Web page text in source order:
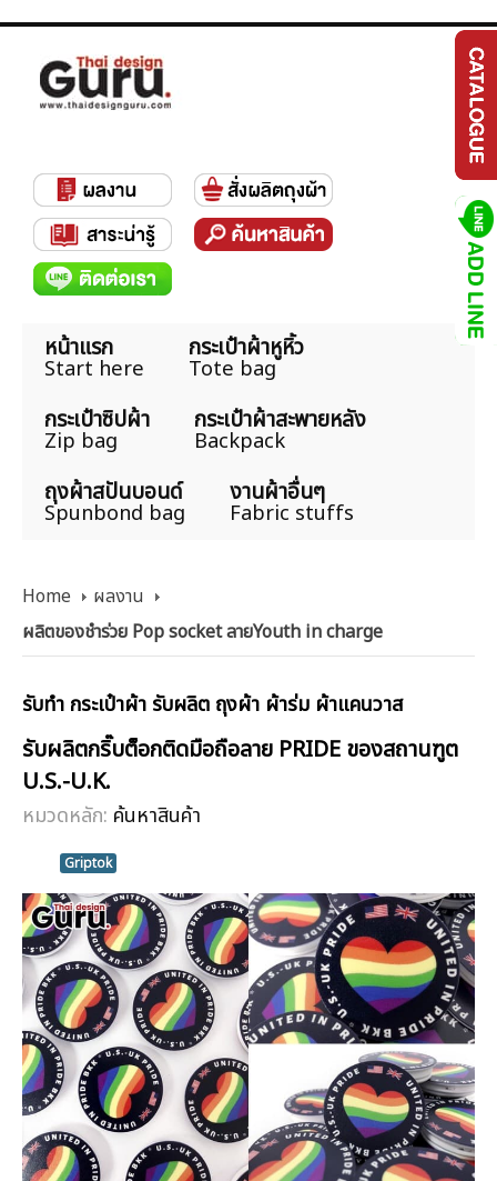
หน้าแรก
Start here
กระเป๋าผ้าหูหิ้ว
Tote bag
กระเป๋าซิปผ้า
Zip bag
กระเป๋าผ้าสะพายหลัง
Backpack
ถุงผ้าสปันบอนด์
Spunbond bag
งานผ้าอื่นๆ
Fabric stuffs
Home
ผลงาน
ผลิตของชำร่วย Pop socket ลายYouth in charge
รับทำ กระเป๋าผ้า รับผลิต ถุงผ้า ผ้าร่ม ผ้าแคนวาส
รับผลิตกริ๊บต็อกติดมือถือลาย PRIDE ของสถานฑูต
U.S.-U.K.
หมวดหลัก: ค้นหาสินค้า
Griptok